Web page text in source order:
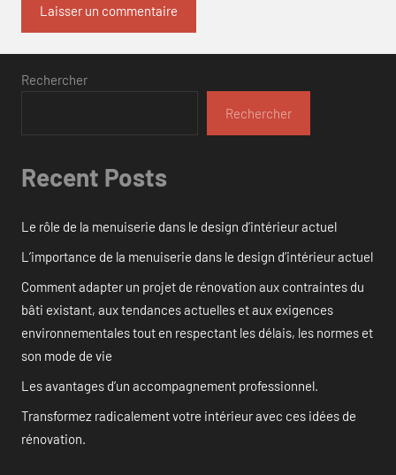
Rechercher
Rechercher
Recent Posts
Le rôle de la menuiserie dans le design d’intérieur actuel
L’importance de la menuiserie dans le design d’intérieur actuel
Comment adapter un projet de rénovation aux contraintes du
bâti existant, aux tendances actuelles et aux exigences
environnementales tout en respectant les délais, les normes et
son mode de vie
Les avantages d’un accompagnement professionnel.
Transformez radicalement votre intérieur avec ces idées de
rénovation.